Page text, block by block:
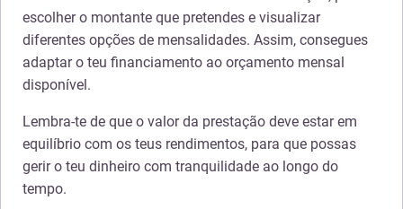
escolher o montante que pretendes e visualizar
diferentes opções de mensalidades. Assim, consegues
adaptar o teu financiamento ao orçamento mensal
disponível.
Lembra-te de que o valor da prestação deve estar em
equilíbrio com os teus rendimentos, para que possas
gerir o teu dinheiro com tranquilidade ao longo do
tempo.